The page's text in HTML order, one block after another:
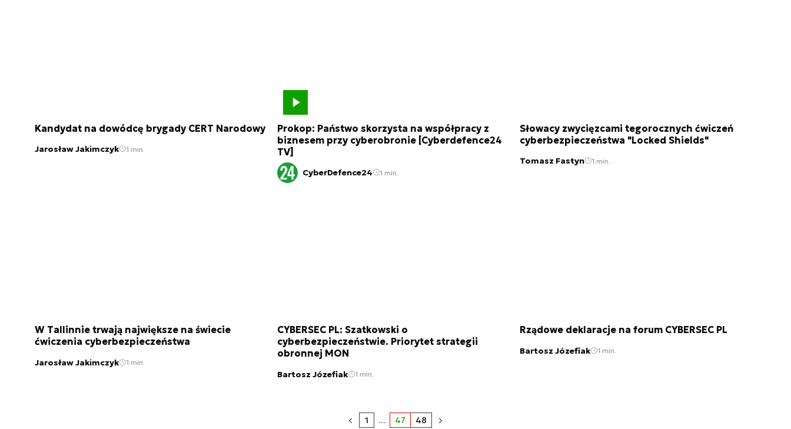
Kandydat na dowódcę brygady CERT Narodowy
Jarosław Jakimczyk 1 min.
Prokop: Państwo skorzysta na współpracy z
biznesem przy cyberobronie [Cyberdefence24
TV]
CyberDefence24 1 min.
Słowacy zwycięzcami tegorocznych ćwiczeń
cyberbezpieczeństwa "Locked Shields"
Tomasz Fastyn 1 min.
W Tallinnie trwają największe na świecie
ćwiczenia cyberbezpieczeństwa
Jarosław Jakimczyk 1 min.
CYBERSEC PL: Szatkowski o
cyberbezpieczeństwie. Priorytet strategii
obronnej MON
Bartosz Józefiak 1 min.
Rządowe deklaracje na forum CYBERSEC PL
Bartosz Józefiak 1 min.
1 ... 47 48